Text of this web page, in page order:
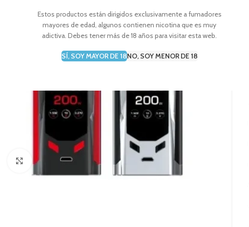
Estos productos están dirigidos exclusivamente a fumadores
mayores de edad, algunos contienen nicotina que es muy
adictiva. Debes tener más de 18 años para visitar esta web.
SÍ, SOY MAYOR DE 18NO, SOY MENOR DE 18
Haga Click para agrandar